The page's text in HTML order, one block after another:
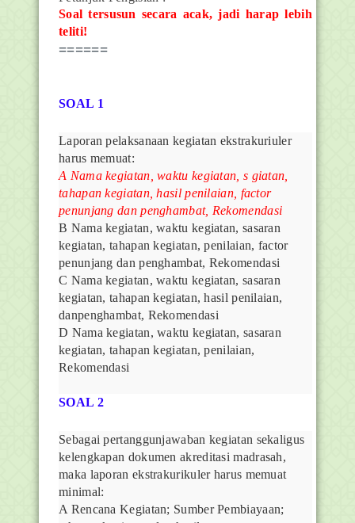
Soal tersusun secara acak, jadi harap lebih
teliti!
======
SOAL 1
Laporan pelaksanaan kegiatan ekstrakuriuler
harus memuat:
A Nama kegiatan, waktu kegiatan, s giatan,
tahapan kegiatan, hasil penilaian, factor
penunjang danpenghambat, Rekomendasi
B Nama kegiatan, waktu kegiatan, sasaran
kegiatan, tahapan kegiatan, penilaian, factor
penunjang dan penghambat, Rekomendasi
C Nama kegiatan, waktu kegiatan, sasaran
kegiatan, tahapan kegiatan, hasil penilaian,
danpenghambat, Rekomendasi
D Nama kegiatan, waktu kegiatan, sasaran
kegiatan, tahapan kegiatan, penilaian,
Rekomendasi
SOAL 2
Sebagai pertanggunjawaban kegiatan sekaligus
kelengkapan dokumen akreditasi madrasah,
maka laporan ekstrakurikuler harus memuat
minimal:
A Rencana Kegiatan; Sumber Pembiayaan;